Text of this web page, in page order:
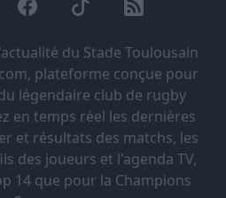
du Stade Toulousain
plateforme conçue pour
légendaire club de rugby
en temps réel les dernières
et résultats des matchs, les
des joueurs et l'agenda TV,
14 que pour la Champions